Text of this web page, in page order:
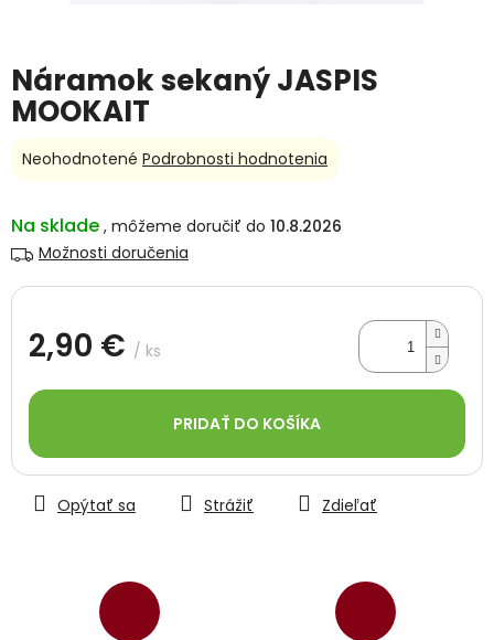
Náramok sekaný JASPIS
MOOKAIT
Na sklade
10.8.2026
Možnosti doručenia
2,90 € / ks
cena:
PRIDAŤ DO KOŠÍKA
Opýtať sa Strážiť Zdieľať
Priemerné
je
0,0
z
5
Neohodnotené Podrobnosti hodnotenia